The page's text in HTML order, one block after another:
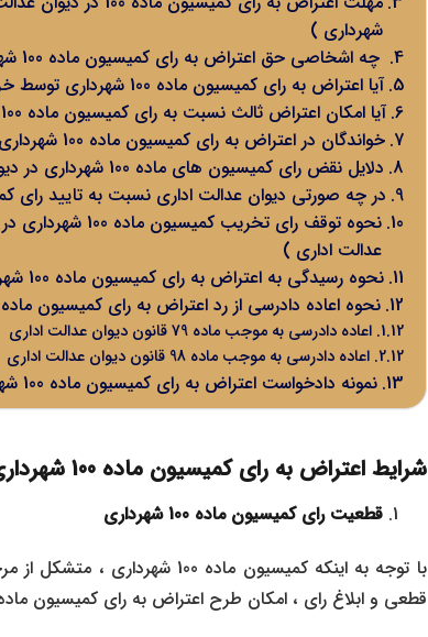
شهرداری )
چه اشخاصی حق اعتراض به رای کمیسیون ماده 100 شهرداری در دیوان عدالت اداری را دارند؟
آیا اعتراض به رای کمیسیون ماده 100 شهرداری توسط خریدار دارای سند عادی هم قابل انجام است؟
آیا امکان اعتراض ثالث نسبت به رای کمیسیون ماده 100 شهرداری وجود دارد؟
خواندگان در اعتراض به رای کمیسیون ماده 100 شهرداری در دیوان عدالت اداری چه کسانی هستند؟
دلایل نقض رای کمیسیون های ماده 100 شهرداری در دیوان عدالت اداری
در چه صورتی دیوان عدالت اداری نسبت به تایید رای کمیسیون ماده 100
نحوه توقف رای
عدالت اداری )
نحوه رسیدگی به اعتراض به رای کمیسیون ماده 100 شهرداری در دیوان عدالت اداری
نحوه اعاده دادرسی از رد اعتراض به رای کمیسیون ماده 100 شهرداری در دیوان عدالت اداری
اعاده دادرسی به موجب ماده 79 قانون دیوان عدالت اداری
اعاده دادرسی به موجب ماده 98 قانون دیوان عدالت اداری
نمونه دادخواست اعتراض به رای کمیسیون ماده 100 شهرداری به دیوان عدالت اداری
شرایط اعتراض به رای کمیسیون ماده 100 شهرداری در دیوان عدالت اداری
قطعیت رای کمیسیون ماده 100 شهرداری
با توجه به اینکه کمیسیون
قطعی و ابلاغ رای ، امکان طرح اعتراض به رای کمیسیون ماده 100 در دیوان عدالت اداری وجود